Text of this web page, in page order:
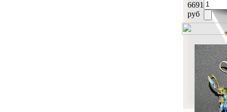
6691
руб